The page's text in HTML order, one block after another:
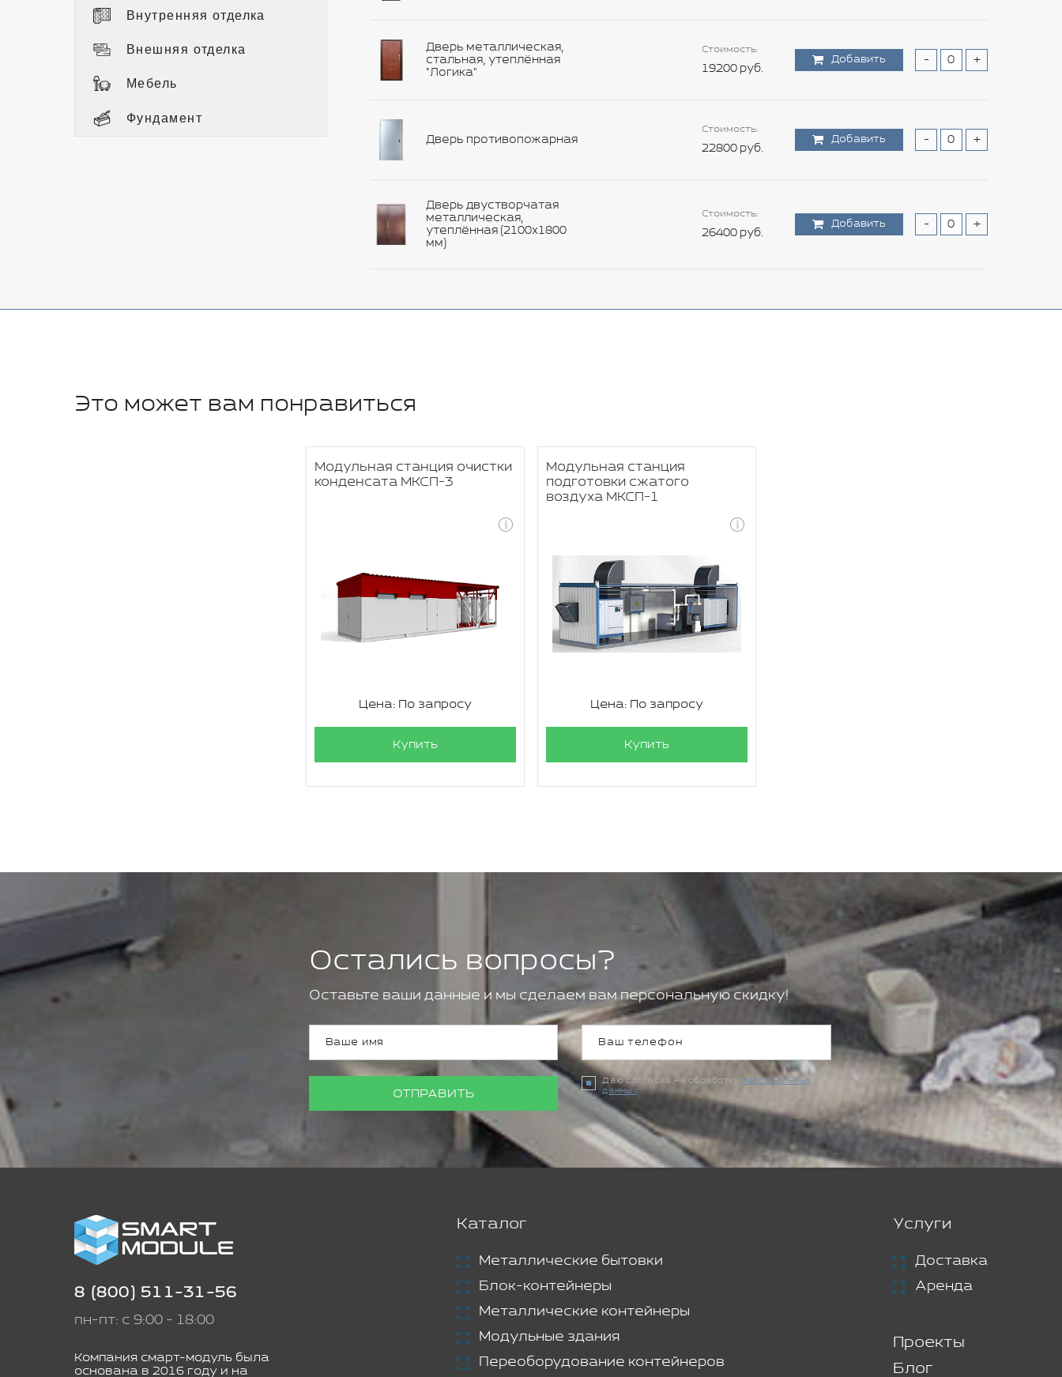
Внутренняя отделка
Внешняя отделка
Мебель
Фундамент
Дверь металлическая,
стальная, утеплённая
"Логика"
Стоимость:
19200 руб.
Добавить - +
Дверь противопожарная
Стоимость:
22800 руб.
Добавить - +
Дверь двустворчатая
металлическая,
утеплённая (2100х1800
мм)
Стоимость:
26400 руб.
Добавить - +
Это может вам понравиться
Модульная станция очистки
конденсата МКСП-3
Цена: По запросу
Купить
Модульная станция
подготовки сжатого
воздуха МКСП-1
Цена: По запросу
Купить
Остались вопросы?
Оставьте ваши данные и мы сделаем вам персональную скидку!
ОТПРАВИТЬ
Даю согласие на обработку персональных
данных
8 (800) 511-31-56
пн-пт: с 9:00 - 18:00
Компания смарт-модуль была
основана в 2016 году и на
Каталог
Металлические бытовки
Блок-контейнеры
Металлические контейнеры
Модульные здания
Переоборудование контейнеров
Услуги
Доставка
Аренда
Проекты
Блог